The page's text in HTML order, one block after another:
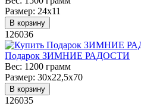
Размер: 24х11
В корзину
126036
Подарок ЗИМНИЕ РАДОСТИ
Вес: 1200 грамм
Размер: 30х22,5х70
В корзину
126035